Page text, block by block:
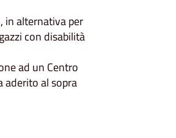
in alternativa per
con disabilità
ad un Centro
aderito al sopra